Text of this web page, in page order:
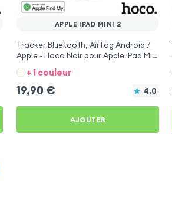
APPLE IPAD MINI 2
Tracker Bluetooth, AirTag Android /
Apple - Hoco Noir pour Apple iPad Mini
2
+ 1 couleur
19,90 € 4.0
AJOUTER